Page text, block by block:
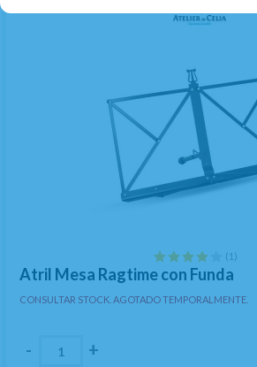
(1)
Atril Mesa Ragtime con Funda
CONSULTAR STOCK. AGOTADO TEMPORALMENTE.
- +